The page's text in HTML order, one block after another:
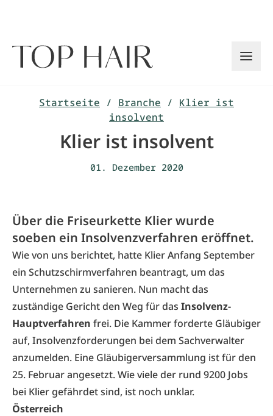
Startseite / Branche / Klier ist
insolvent
Klier ist insolvent
01. Dezember 2020
Über die Friseurkette Klier wurde
soeben ein Insolvenzverfahren eröffnet.
Wie von uns berichtet, hatte Klier Anfang September
ein Schutzschirmverfahren beantragt, um das
Unternehmen zu sanieren. Nun macht das
zuständige Gericht den Weg für das Insolvenz-
Hauptverfahren frei. Die Kammer forderte Gläubiger
auf, Insolvenzforderungen bei dem Sachverwalter
anzumelden. Eine Gläubigerversammlung ist für den
25. Februar angesetzt. Wie viele der rund 9200 Jobs
bei Klier gefährdet sind, ist noch unklar.
Österreich